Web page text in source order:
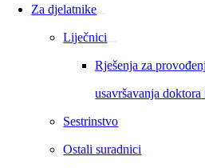
Za djelatnike
Liječnici
Rješenja za
usavršavanja doktora
Sestrinstvo
Ostali suradnici